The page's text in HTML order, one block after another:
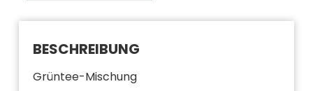
BESCHREIBUNG
Grüntee-Mischung